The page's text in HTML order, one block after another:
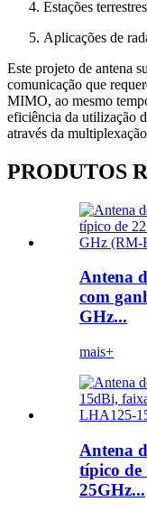
Estações
Aplicações de
Este projeto de antena
comunicação que
MIMO, ao mesmo
eficiência da utilização
através da
PRODUTOS
Antena
com
GHz...
mais+
Antena
típico de
25GHz...